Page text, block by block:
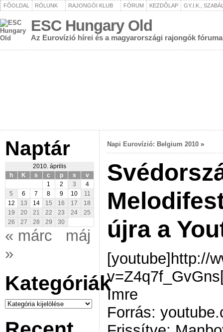
FŐOLDAL RÓLUNK RAJONGÓI KLUB FÓRUM KEZDŐLAP GY.I.K.,
ESC Hungary Old
Az Eurovízió hírei és a magyarországi rajongók fóruma
Naptár
2010. április
h
K s c p s
v
1
2 3
4
5
6 7 8 9 10
11
12
13 14 15 16 17
18
19
20 21 22 23 24
25
26
27 28 29 30
« márc
máj
»
Kategóriák
Kategóriák
Napi Eurovízió: Belgium 2010 »
újra a
[youtube]http://
Imre
Forrás: